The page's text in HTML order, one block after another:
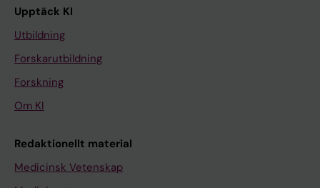
Upptäck KI
Utbildning
Forskarutbildning
Forskning
Om KI
Redaktionellt material
Medicinsk Vetenskap